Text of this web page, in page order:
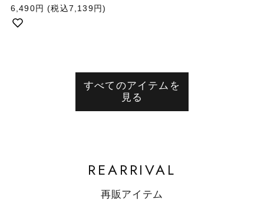
通
常
価
6,490円(税込7,139円)
すべてのアイテムを
見る
REARRIVAL
再販アイテム